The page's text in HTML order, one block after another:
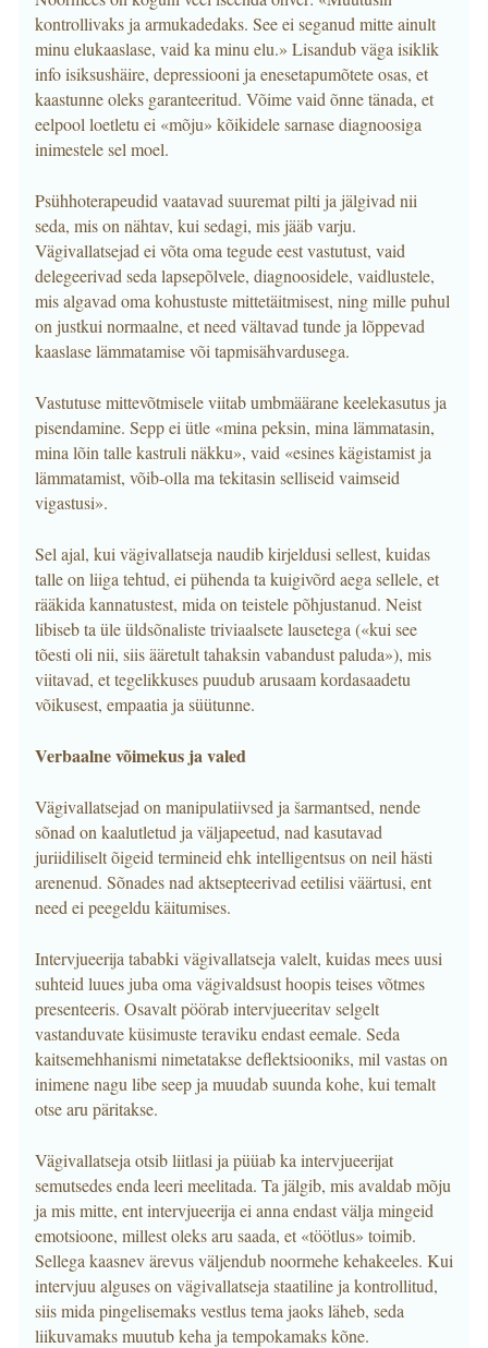
kontrollivaks ja armukadedaks. See ei seganud mitte ainult
minu elukaaslase, vaid ka minu elu.» Lisandub väga isiklik
info isiksushäire, depressiooni ja enesetapumõtete osas, et
kaastunne oleks garanteeritud. Võime vaid õnne tänada, et
eelpool loetletu ei «mõju» kõikidele sarnase diagnoosiga
inimestele sel moel.
Psühhoterapeudid vaatavad suuremat pilti ja jälgivad nii
seda, mis on nähtav, kui sedagi, mis jääb varju.
Vägivallatsejad ei võta oma tegude eest vastutust, vaid
delegeerivad seda lapsepõlvele, diagnoosidele, vaidlustele,
mis algavad oma kohustuste mittetäitmisest, ning mille puhul
on justkui normaalne, et need vältavad tunde ja lõppevad
kaaslase lämmatamise või tapmisähvardusega.
Vastutuse mittevõtmisele viitab umbmäärane keelekasutus ja
pisendamine. Sepp ei ütle «mina peksin, mina lämmatasin,
mina lõin talle kastruli näkku», vaid «esines kägistamist ja
lämmatamist, võib-olla ma tekitasin selliseid vaimseid
vigastusi».
Sel ajal, kui vägivallatseja naudib kirjeldusi sellest, kuidas
talle on liiga tehtud, ei pühenda ta kuigivõrd aega sellele, et
rääkida kannatustest, mida on teistele põhjustanud. Neist
libiseb ta üle üldsõnaliste triviaalsete lausetega («kui see
tõesti oli nii, siis ääretult tahaksin vabandust paluda»), mis
viitavad, et tegelikkuses puudub arusaam kordasaadetu
võikusest, empaatia ja süütunne.
Verbaalne võimekus ja valed
Vägivallatsejad on manipulatiivsed ja šarmantsed, nende
sõnad on kaalutletud ja väljapeetud, nad kasutavad
juriidiliselt õigeid termineid ehk intelligentsus on neil hästi
arenenud. Sõnades nad aktsepteerivad eetilisi väärtusi, ent
need ei peegeldu käitumises.
Intervjueerija tababki vägivallatseja valelt, kuidas mees uusi
suhteid luues juba oma vägivaldsust hoopis teises võtmes
presenteeris. Osavalt pöörab intervjueeritav selgelt
vastanduvate küsimuste teraviku endast eemale. Seda
kaitsemehhanismi nimetatakse deflektsiooniks, mil vastas on
inimene nagu libe seep ja muudab suunda kohe, kui temalt
otse aru päritakse.
Vägivallatseja otsib liitlasi ja püüab ka intervjueerijat
semutsedes enda leeri meelitada. Ta jälgib, mis avaldab mõju
ja mis mitte, ent intervjueerija ei anna endast välja mingeid
emotsioone, millest oleks aru saada, et «töötlus» toimib.
Sellega kaasnev ärevus väljendub noormehe kehakeeles. Kui
intervjuu alguses on vägivallatseja staatiline ja kontrollitud,
siis mida pingelisemaks vestlus tema jaoks läheb, seda
liikuvamaks muutub keha ja tempokamaks kõne.